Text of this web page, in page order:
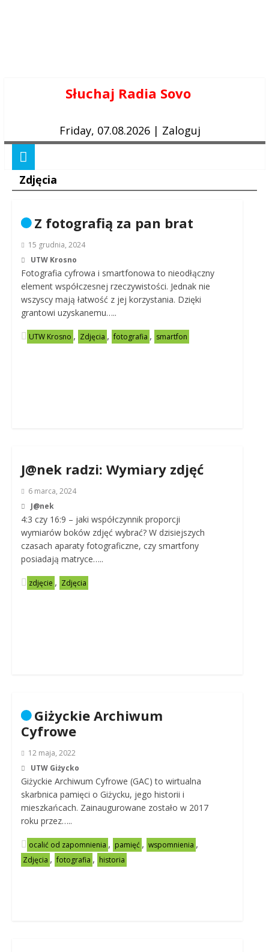
Słuchaj Radia Sovo
Friday, 07.08.2026 | Zaloguj
Zdjęcia
Z fotografią za pan brat
15 grudnia, 2024
UTW Krosno
Fotografia cyfrowa i smartfonowa to nieodłączny
element współczesnej rzeczywistości. Jednak nie
wszyscy mają łatwość z jej korzystania. Dzięki
grantowi uzyskanemu…..
UTW Krosno , Zdjęcia , fotografia , smartfon
J@nek radzi: Wymiary zdjęć
6 marca, 2024
J@nek
4:3 czy 16:9 – jaki współczynnik proporcji
wymiarów boków zdjęć wybrać? W dzisiejszych
czasach aparaty fotograficzne, czy smartfony
posiadają matryce…..
zdjęcie , Zdjęcia
Giżyckie Archiwum
Cyfrowe
12 maja, 2022
UTW Giżycko
Giżyckie Archiwum Cyfrowe (GAC) to wirtualna
skarbnica pamięci o Giżycku, jego historii i
mieszkańcach. Zainaugurowane zostało w 2017
roku przez…..
ocalić od zapomnienia , pamięć , wspomnienia ,
Zdjęcia , fotografia , historia